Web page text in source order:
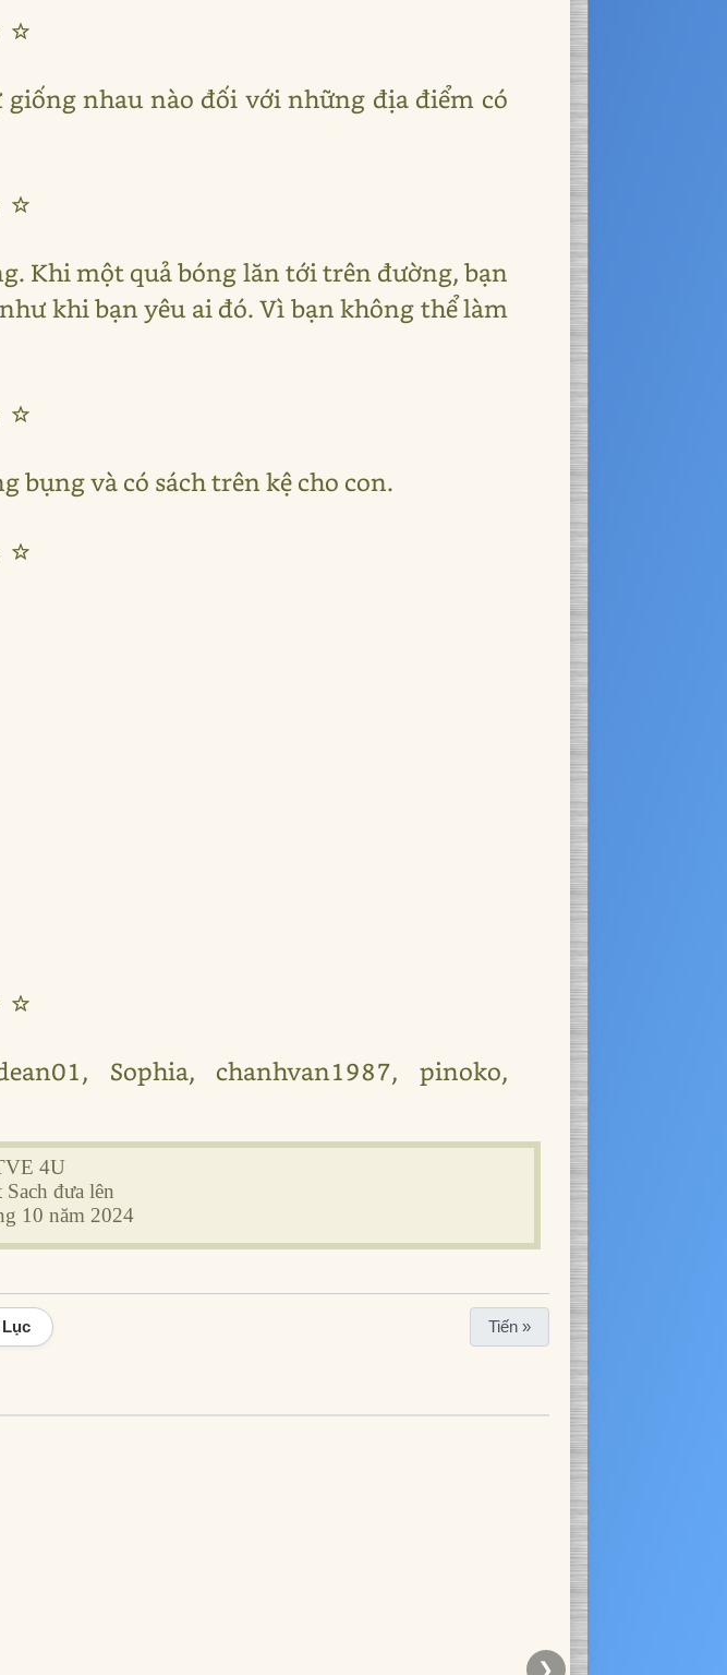
nhau nào đối với những địa điểm có
Khi một quả bóng lăn tới trên đường, bạn
khi bạn yêu ai đó. Vì bạn không thể làm
bụng và có sách trên kệ cho con.
Sophia, chanhvan1987, pinoko,
4U
đưa lên
10 năm 2024
Tiến »
❯